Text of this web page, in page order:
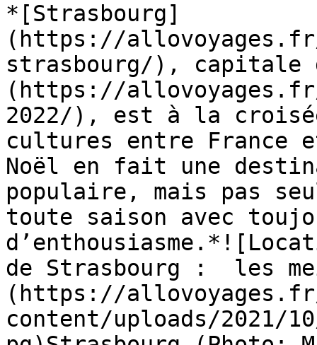
*[Strasbourg]
(https://allovoyages.fr/
strasbourg/), capitale
(https://
2022/), est à la
cultures entre France
Noël en fait une
populaire, mais pas
toute saison avec
de Strasbourg :  les
(https://
content/uploads/2021/